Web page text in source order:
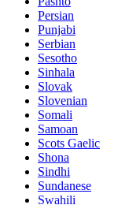
Persian
Punjabi
Serbian
Sesotho
Sinhala
Slovak
Slovenian
Somali
Samoan
Scots Gaelic
Shona
Sindhi
Sundanese
Swahili